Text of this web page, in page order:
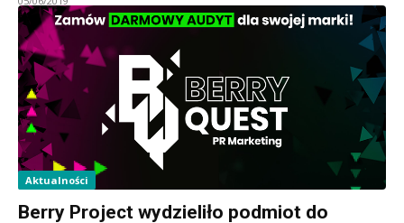
Aktualności
Berry Project wydzieliło podmiot do